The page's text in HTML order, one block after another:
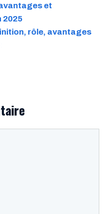
et
2025
rôle, avantages